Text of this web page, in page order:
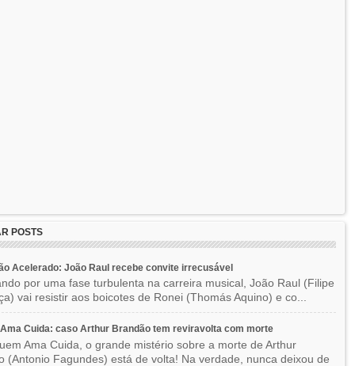
POSTS
Acelerado: João Raul recebe convite irrecusável
por uma fase turbulenta na carreira musical, João Raul (Filipe
vai resistir aos boicotes de Ronei (Thomás Aquino) e co...
Cuida: caso Arthur Brandão tem reviravolta com morte
Ama Cuida, o grande mistério sobre a morte de Arthur
(Antonio Fagundes) está de volta! Na verdade, nunca deixou de